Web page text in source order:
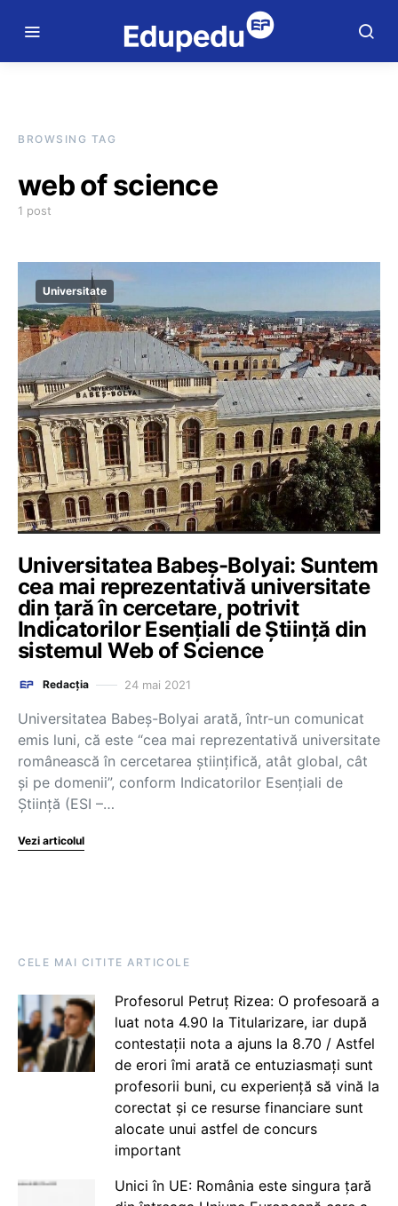
BROWSING TAG
web of science
1 post
Universitate
Universitatea Babeș-Bolyai: Suntem
cea mai reprezentativă universitate
din țară în cercetare, potrivit
Indicatorilor Esențiali de Știință din
sistemul Web of Science
Redacția 24 mai 2021
Universitatea Babeș-Bolyai arată, într-un comunicat
emis luni, că este “cea mai reprezentativă universitate
românească în cercetarea științifică, atât global, cât
și pe domenii”, conform Indicatorilor Esențiali de
Știință (ESI –…
Vezi articolul
CELE MAI CITITE ARTICOLE
Profesorul Petruț Rizea: O profesoară a
luat nota 4.90 la Titularizare, iar după
contestații nota a ajuns la 8.70 / Astfel
de erori îmi arată ce entuziasmați sunt
profesorii buni, cu experiență să vină la
corectat și ce resurse financiare sunt
alocate unui astfel de concurs
important
Unici în UE: România este singura țară